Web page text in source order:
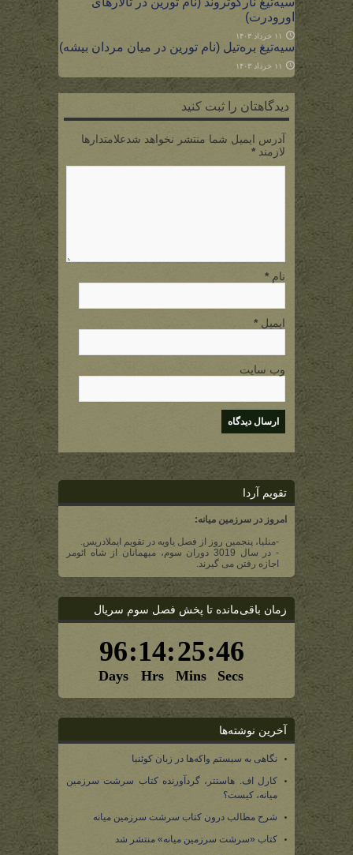
اورودرت)
۱۱ خرداد ۱۴۰۳
سیه‌تیغ بره‌تیل (نام تورین در میان مردان بیشه)
۱۱ خرداد ۱۴۰۳
دیدگاهتان را ثبت کنید
آدرس ایمیل شما منتشر نخواهد شدعلامتدارها
لازمند *
نام *
ایمیل *
وب سایت
تقویم آردا
امروز در سرزمین میانه:
-منلیا، پنجمین روز از فصل یاویه در تقویم ایملادریس.
- در سال 3019 دوران سوم، میهمانان از شاه ائومر
اجازه رفتن می گیرند.
زمان باقی‌مانده تا پخش فصل سوم سریال
آخرین نوشته‌ها
نگاهی به سیستم واکه‌ها در زبان کوئنیا
کارل اف. هاستتر، گردآورنده کتاب سرشت سرزمین
میانه، کیست؟
شرح مطالب درون کتاب سرشت سرزمین میانه
کتاب «سرشت سرزمین میانه» منتشر شد